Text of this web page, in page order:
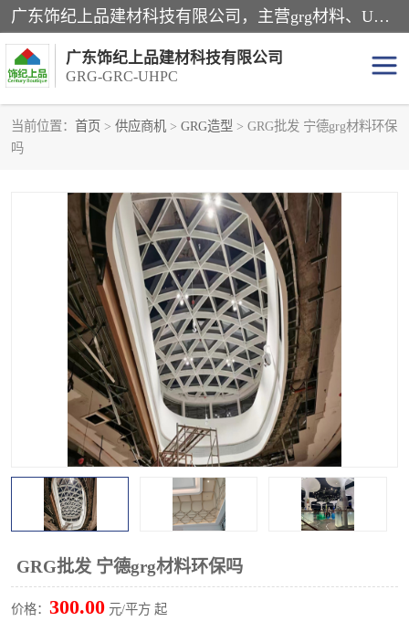
广东饰纪上品建材科技有限公司，主营grg材料、UHPC板、grc构件、uhpc幕墙板、grg厂家、grc厂家、uhpc厂家、GRG吊顶、grg石膏板、grg构件、外墙grc线条、grg造型、grg材料定制，uhpc高性能混凝土，uhpc构件，uhpc镂空挂板，grg材料生产厂家，广东grg厂家，广东grc厂家，联系方式*，2万平厂房，如果您对我公司的产品服务感兴趣，请联系我们。
广东饰纪上品建材科技有限公司
GRG-GRC-UHPC
当前位置： 首页 > 供应商机 > GRG造型 > GRG批发 宁德grg材料环保
吗
GRG批发 宁德grg材料环保吗
价格： 300.00 元/平方 起
UHPC构件 发泡陶瓷装饰构件
GRG造型 GRC厂家
GRG吊顶 GRG材料生产厂家
UHPC幕墙板 GRC树池坐凳
UHPC树池坐凳